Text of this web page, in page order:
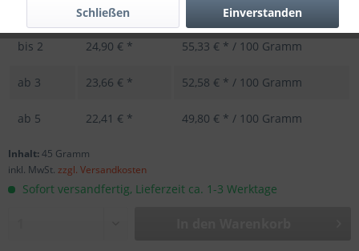
Stückpreis
Grundpreis
bis 2 24,90 € * 55,33 € * / 100 Gramm
ab 3 23,66 € * 52,58 € * / 100 Gramm
ab 5 22,41 € * 49,80 € * / 100 Gramm
Inhalt:45 Gramm
inkl. MwSt. zzgl. Versandkosten
Sofort versandfertig, Lieferzeit ca. 1-3 Werktage
Einverstanden
Schließen